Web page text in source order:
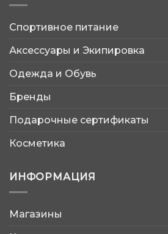
Спортивное питание
Аксессуары и Экипировка
Одежда и Обувь
Бренды
Подарочные сертификаты
Косметика
ИНФОРМАЦИЯ
Магазины